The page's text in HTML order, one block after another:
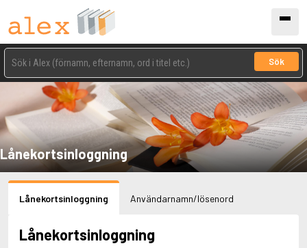
Sök
Lånekortsinloggning
Lånekortsinloggning Användarnamn/lösenord
Lånekortsinloggning